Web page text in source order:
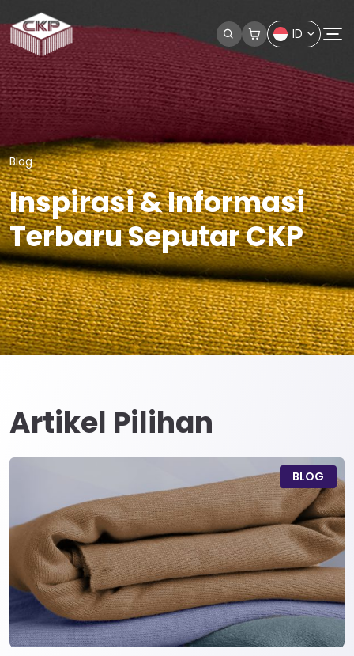
ID
Blog
Inspirasi & Informasi
Terbaru Seputar CKP
Artikel Pilihan
BLOG